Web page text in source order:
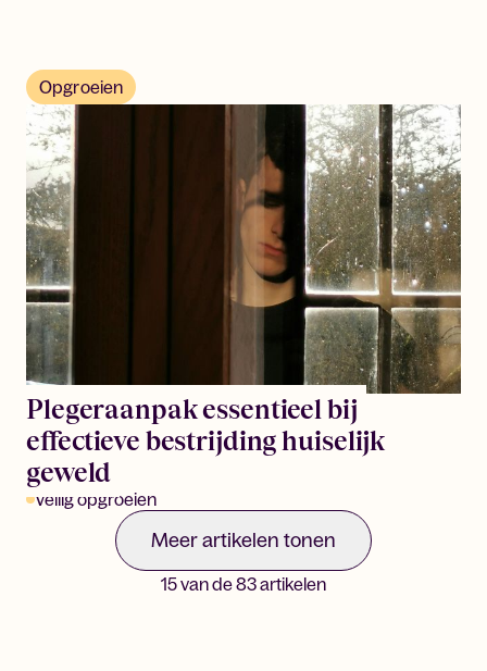
Opgroeien
Plegeraanpak essentieel bij
effectieve bestrijding huiselijk
geweld
Veilig opgroeien
Meer artikelen tonen
15van de83artikelen